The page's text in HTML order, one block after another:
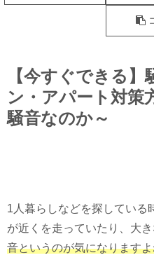
【今すぐできる
ン・アパート対策
騒音なのか～
1人暮らしなどを探している
が近くを走っていたり、大
音というのが気になります